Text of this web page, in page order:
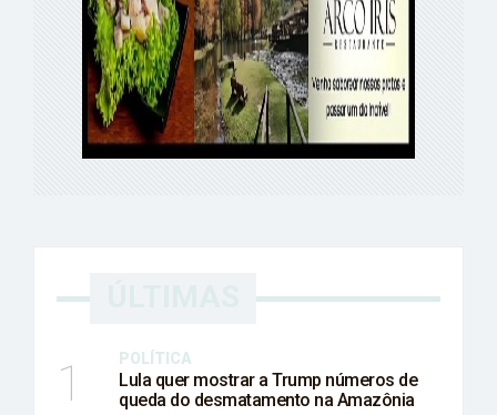
1 POLÍTICA
Lula quer mostrar a Trump números de
queda do desmatamento na Amazônia